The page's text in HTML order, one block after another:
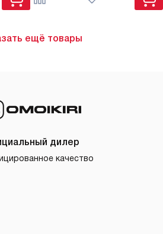
ещё товары
дилер
качество